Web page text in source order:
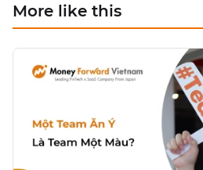
More like this